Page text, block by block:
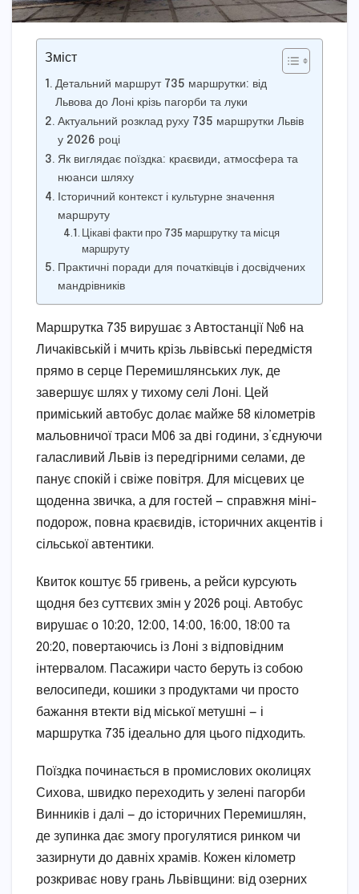
Зміст
Детальний маршрут 735 маршрутки: від
Львова до Лоні крізь пагорби та луки
Актуальний розклад руху 735 маршрутки Львів
у 2026 році
Як виглядає поїздка: краєвиди, атмосфера та
нюанси шляху
Історичний контекст і культурне значення
маршруту
Цікаві факти про 735 маршрутку та місця
маршруту
Практичні поради для початківців і досвідчених
мандрівників
Маршрутка 735 вирушає з Автостанції №6 на
Личаківській і мчить крізь львівські передмістя
прямо в серце Перемишлянських лук, де
завершує шлях у тихому селі Лоні. Цей
приміський автобус долає майже 58 кілометрів
мальовничої траси М06 за дві години, з’єднуючи
галасливий Львів із передгірними селами, де
панує спокій і свіже повітря. Для місцевих це
щоденна звичка, а для гостей — справжня міні-
подорож, повна краєвидів, історичних акцентів і
сільської автентики.
Квиток коштує 55 гривень, а рейси курсують
щодня без суттєвих змін у 2026 році. Автобус
вирушає о 10:20, 12:00, 14:00, 16:00, 18:00 та
20:20, повертаючись із Лоні з відповідним
інтервалом. Пасажири часто беруть із собою
велосипеди, кошики з продуктами чи просто
бажання втекти від міської метушні — і
маршрутка 735 ідеально для цього підходить.
Поїздка починається в промислових околицях
Сихова, швидко переходить у зелені пагорби
Винників і далі — до історичних Перемишлян,
де зупинка дає змогу прогулятися ринком чи
зазирнути до давніх храмів. Кожен кілометр
розкриває нову грань Львівщини: від озерних